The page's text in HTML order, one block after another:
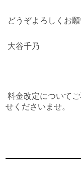
どうぞよろしくお願
大谷千乃
料金改定について
せくださいませ。